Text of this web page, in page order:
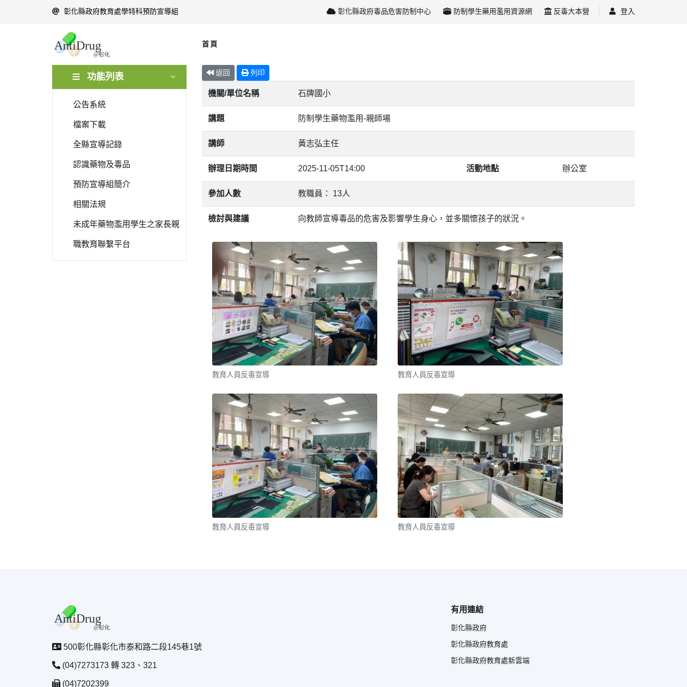
彰化縣政府教育處學特科預防宣導組 彰化縣政府毒品危害防制中心 防制學生藥用濫用資源網 反毒大本營 登入
首頁
功能列表
公告系統
檔案下載
全縣宣導記錄
認識藥物及毒品
預防宣導組簡介
相關法規
未成年藥物濫用學生之家長親
職教育聯繫平台
返回 列印
機關/單位名稱 石牌國小
講題 防制學生藥物濫用-親師場
講師 黃志弘主任
辦理日期時間 2025-11-05T14:00 活動地點 辦公室
參加人數 教職員： 13人
檢討與建議 向教師宣導毒品的危害及影響學生身心，並多關懷孩子的狀況。
教育人員反毒宣導 教育人員反毒宣導
教育人員反毒宣導 教育人員反毒宣導
500彰化縣彰化市泰和路二段145巷1號
(04)7273173 轉 323、321
(04)7202399
有用連結
彰化縣政府
彰化縣政府教育處
彰化縣政府教育處新雲端